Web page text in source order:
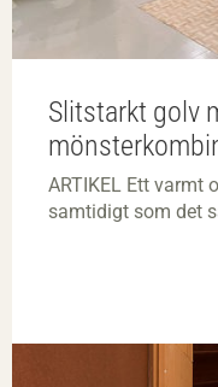
Slitstarkt golv
ARTIKEL Ett varmt
samtidigt som det